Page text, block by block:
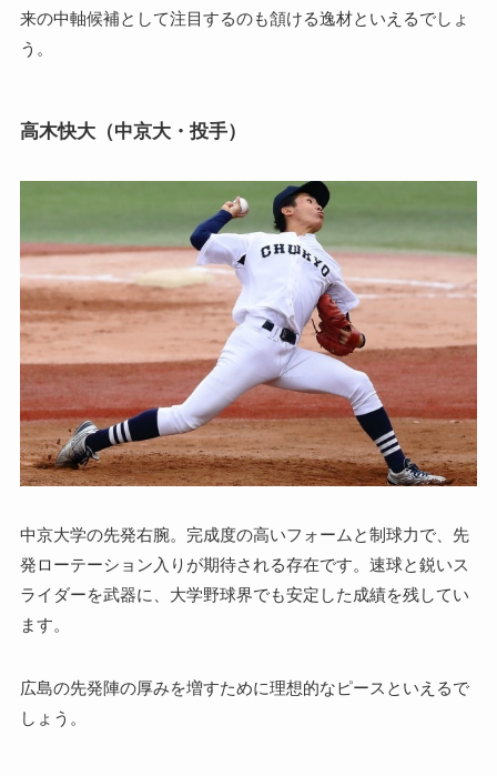
来の中軸候補として注目するのも頷ける逸材といえるでしょ
う。
高木快大（中京大・投手）
中京大学の先発右腕。完成度の高いフォームと制球力で、先
発ローテーション入りが期待される存在です。速球と鋭いス
ライダーを武器に、大学野球界でも安定した成績を残してい
ます。
広島の先発陣の厚みを増すために理想的なピースといえるで
しょう。